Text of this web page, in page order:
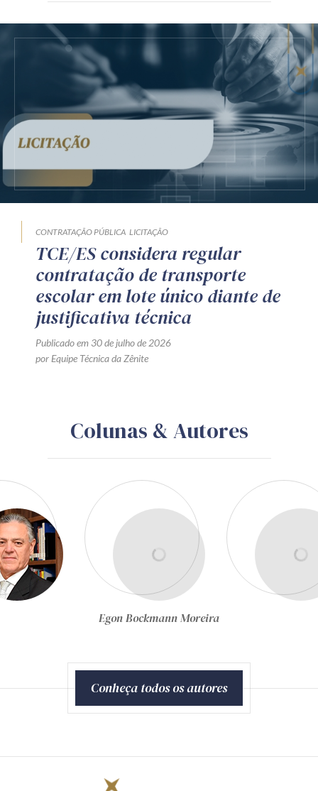
CONTRATAÇÃO PÚBLICA LICITAÇÃO
TCE/ES considera regular
contratação de transporte
escolar em lote único diante de
justificativa técnica
Publicado em 30 de julho de 2026
por Equipe Técnica da Zênite
Colunas & Autores
Egon Bockmann Moreira
Conheça todos os autores